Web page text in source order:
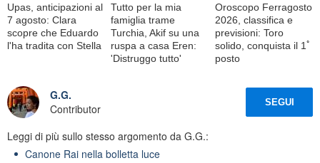
Upas, anticipazioni al
7 agosto: Clara
scopre che Eduardo
l'ha tradita con Stella
Tutto per la mia
famiglia trame
Turchia, Akif su una
ruspa a casa Eren:
'Distruggo tutto'
Oroscopo Ferragosto
2026, classifica e
previsioni: Toro
solido, conquista il 1ﾟ
posto
G.G.
Contributor
SEGUI
Leggi di più sullo stesso argomento da G.G.:
Canone Rai nella bolletta luce